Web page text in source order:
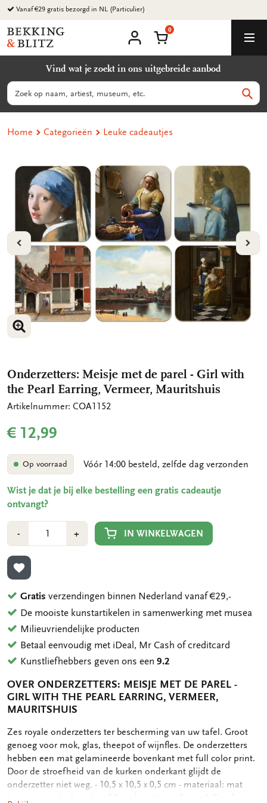
Ga
naar
content
Vanaf €29 gratis bezorgd in NL (Particulier)
Bekking
&
B.V.
account
Winkelmand
0
Vind wat je zoekt in ons uitgebreide aanbod
Zoeken
Home Categorieën Leuke cadeautjes
VORIGE
VERGROOT AFBEELDING
VERGROOT AFBEELDING
Onderzetters: Meisje met de parel - Girl with
the Pearl Earring, Vermeer, Mauritshuis
Artikelnummer: COA1152
€ 12,99
Op voorraad Vóór 14:00 besteld, zelfde dag verzonden
Wist je dat je bij elke bestelling een gratis cadeautje
ontvangt?
-Min
1
+Plus
1
IN WINKELWAGEN
TOEVOEGEN AAN VERLANGLIJST
Gratis verzendingen binnen Nederland vanaf €29,-
De mooiste kunstartikelen in samenwerking met musea
Milieuvriendelijke producten
Betaal eenvoudig met iDeal, Mr Cash of creditcard
Kunstliefhebbers geven ons een9.2
OVER ONDERZETTERS: MEISJE MET DE PAREL -
GIRL WITH THE PEARL EARRING, VERMEER,
MAURITSHUIS
OMSCHRIJVING
Zes royale onderzetters ter bescherming van uw tafel. Groot
genoeg voor mok, glas, theepot of wijnfles. De onderzetters
hebben een mat gelamineerde bovenkant met full color print.
Door de stroefheid van de kurken onderkant glijdt de
onderzetter niet weg. - 10,5 x 10,5 x 0,5 cm - materiaal: mat